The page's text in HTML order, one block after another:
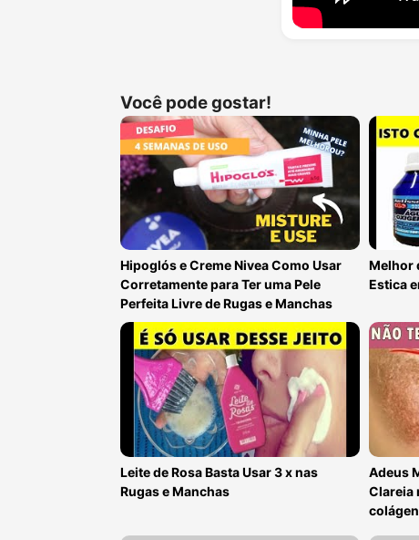
Você pode gostar!
Hipoglós e Creme Nivea Como Usar
Corretamente para Ter uma Pele
Perfeita Livre de Rugas e Manchas
Melhor
Estica
Leite de Rosa Basta Usar 3 x nas
Rugas e Manchas
Adeus
Clareia